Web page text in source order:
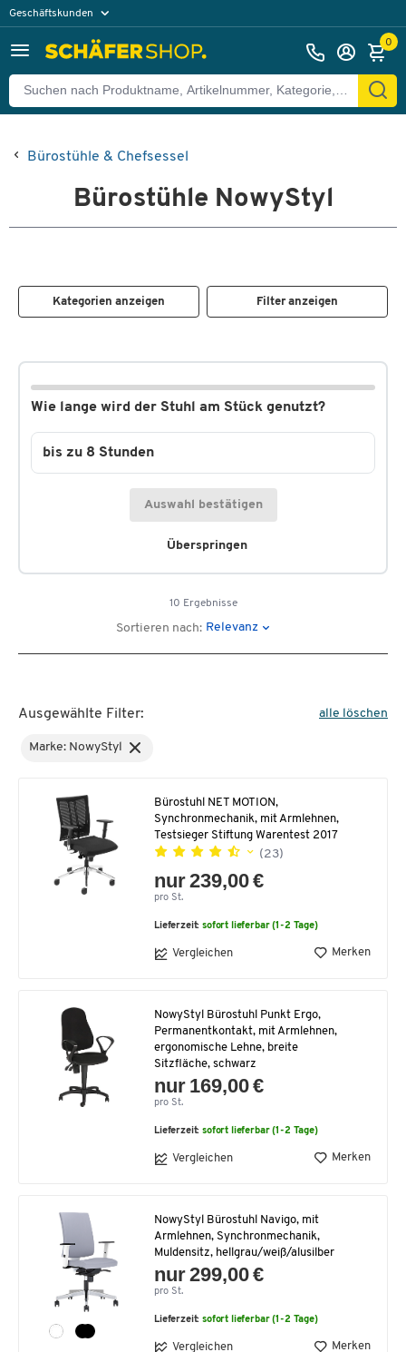
Geschäftskunden
0
Bürostühle & Chefsessel
Bürostühle NowyStyl
Kategorien anzeigen Filter anzeigen
Wie lange wird der Stuhl am Stück genutzt?
Überspringen
bis zu 8 Stunden
Auswahl bestätigen
10 Ergebnisse
Sortieren nach: Relevanz
Ausgewählte Filter: alle löschen
Marke: NowyStyl
Bürostuhl NET MOTION,
Synchronmechanik, mit Armlehnen,
Testsieger Stiftung Warentest 2017
(23)
nur 239,00 €
pro St.
Lieferzeit:sofort lieferbar (1-2 Tage)
Vergleichen Merken
NowyStyl Bürostuhl Punkt Ergo,
Permanentkontakt, mit Armlehnen,
ergonomische Lehne, breite
Sitzfläche, schwarz
nur 169,00 €
pro St.
Lieferzeit:sofort lieferbar (1-2 Tage)
Vergleichen Merken
NowyStyl Bürostuhl Navigo, mit
Armlehnen, Synchronmechanik,
Muldensitz, hellgrau/weiß/alusilber
nur 299,00 €
pro St.
Lieferzeit:sofort lieferbar (1-2 Tage)
Vergleichen Merken